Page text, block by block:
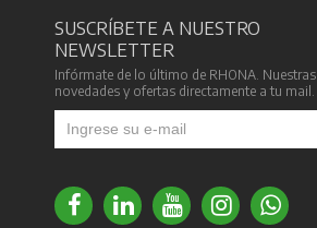
SUSCRÍBETE A NUESTRO
NEWSLETTER
Infórmate de lo último de RHONA. Nuestras
novedades y ofertas directamente a tu mail.